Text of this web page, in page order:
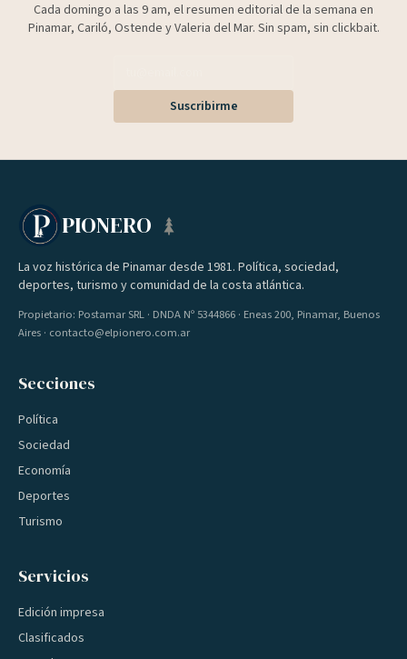
Cada domingo a las 9 am, el resumen editorial de la semana en
Pinamar, Cariló, Ostende y Valeria del Mar. Sin spam, sin clickbait.
Suscribirme
PIONERO
La voz histórica de Pinamar desde 1981. Política, sociedad,
deportes, turismo y comunidad de la costa atlántica.
Propietario: Postamar SRL · DNDA Nº 5344866 · Eneas 200, Pinamar, Buenos
Aires · contacto@elpionero.com.ar
Secciones
Política
Sociedad
Economía
Deportes
Turismo
Servicios
Edición impresa
Clasificados